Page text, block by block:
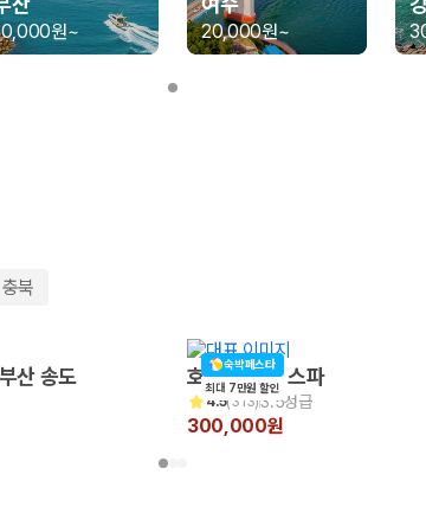
원~ 20,000원~
충북
산 송도
숙박페스타
최대 7만원 할인
호텔포레 더 스파
4.5( 313)3.5성급
300,000원